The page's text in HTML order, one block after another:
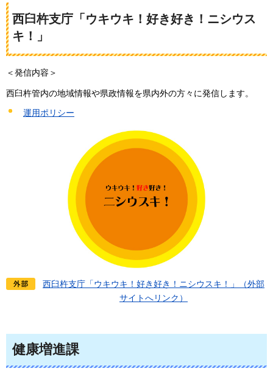
西臼杵支庁「ウキウキ！好き好き！ニシウス
キ！」
＜発信内容＞
西臼杵管内の地域情報や県政情報を県内外の方々に発信します。
運用ポリシー
西臼杵支庁「ウキウキ！好き好き！ニシウスキ！」（外部
サイトへリンク）
健康増進課